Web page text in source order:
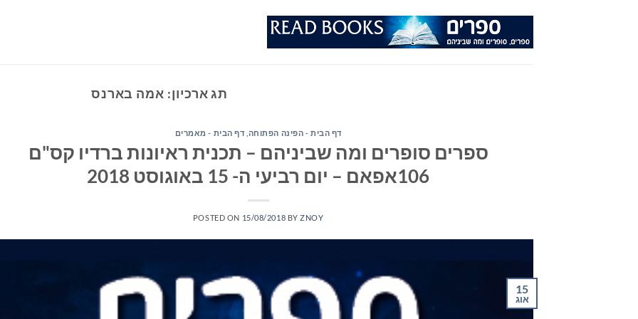
תג ארכיון: אמה בארנס
דף הבית - הפינה הפתוחה דף הבית - מאמרים
ספרים סופרים ומה שביניהם – תכנית ראיונות ברדיו קס"ם
106אפאם – יום רביעי ה- 15 באוגוסט 2018
POSTED ON 15/08/2018 BYZNOY
15
אוג